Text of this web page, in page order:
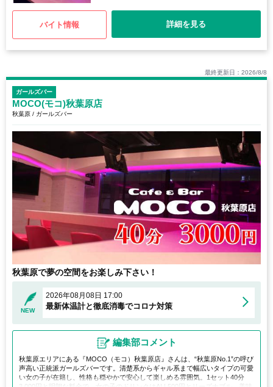
バイト情報 詳細を見る
最終更新日：2026/8/8
ガールズバー
MOCO(モコ)秋葉原店
秋葉原 / ガールズバー
秋葉原で夢の空間をお楽しみ下さい！
NEW
2026年08月08日 17:00
最新体温計と徹底消毒でコロナ対策
編集部コメント
秋葉原エリアにある『MOCO（モコ）秋葉原店』さんは、“秋葉原No.1”の呼び
声高い正統派ガールズバーです。清楚系からギャル系まで幅広いタイプの可愛
い女の子が在籍し、性格も穏やかで安心して楽しめる雰囲気。1セット40分